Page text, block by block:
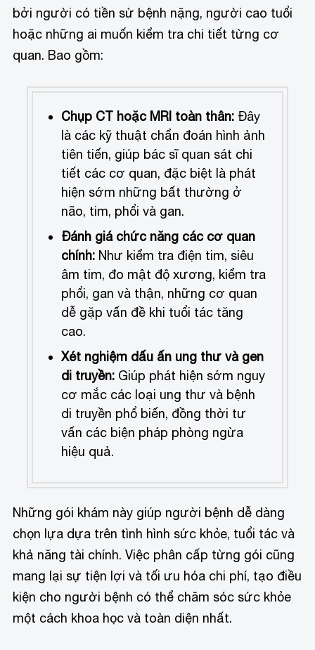
bởi người có tiền sử bệnh nặng, người cao tuổi
hoặc những ai muốn kiểm tra chi tiết từng cơ
quan. Bao gồm:
Chụp CT hoặc MRI toàn thân: Đây
là các kỹ thuật chẩn đoán hình ảnh
tiên tiến, giúp bác sĩ quan sát chi
tiết các cơ quan, đặc biệt là phát
hiện sớm những bất thường ở
não, tim, phổi và gan.
Đánh giá chức năng các cơ quan
chính: Như kiểm tra điện tim, siêu
âm tim, đo mật độ xương, kiểm tra
phổi, gan và thận, những cơ quan
dễ gặp vấn đề khi tuổi tác tăng
cao.
Xét nghiệm dấu ấn ung thư và gen
di truyền: Giúp phát hiện sớm nguy
cơ mắc các loại ung thư và bệnh
di truyền phổ biến, đồng thời tư
vấn các biện pháp phòng ngừa
hiệu quả.
Những gói khám này giúp người bệnh dễ dàng
chọn lựa dựa trên tình hình sức khỏe, tuổi tác và
khả năng tài chính. Việc phân cấp từng gói cũng
mang lại sự tiện lợi và tối ưu hóa chi phí, tạo điều
kiện cho người bệnh có thể chăm sóc sức khỏe
một cách khoa học và toàn diện nhất.